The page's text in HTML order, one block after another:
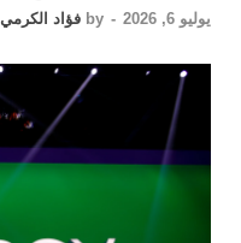
يوليو 6, 2026 -
by فؤاد الكرمي